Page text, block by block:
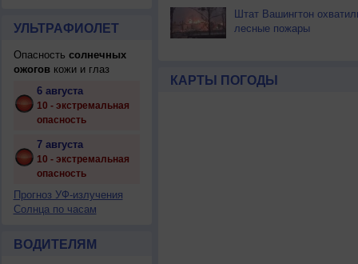
УЛЬТРАФИОЛЕТ
Опасность солнечных
ожоговкожи и глаз
6 августа
10 - экстремальная
опасность
7 августа
10 - экстремальная
опасность
Прогноз УФ-излучения
Солнца по часам
ВОДИТЕЛЯМ
Штат Вашингтон
лесные пожары
КАРТЫ ПОГОДЫ